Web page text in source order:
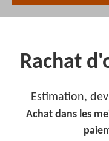
Rachat
Estimation,
Achat dans les